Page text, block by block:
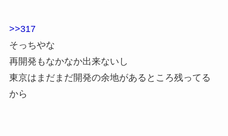
>>317
そっちやな
再開発もなかなか出来ないし
東京はまだまだ開発の余地があるところ残ってる
から